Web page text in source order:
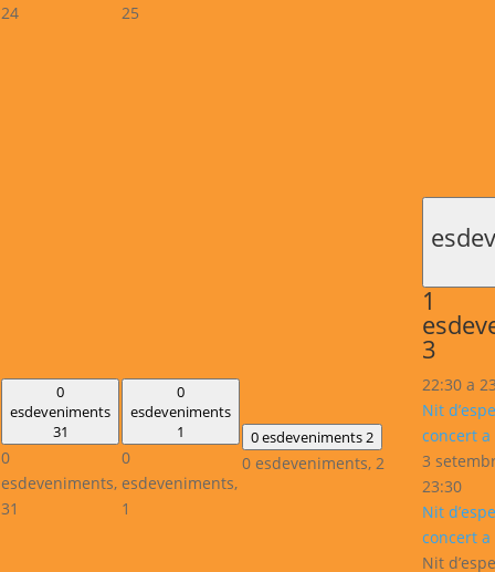
24
25
0
esdeveniments
31
0
esdeveniments,
31
0
esdeveniments
1
0
esdeveniments,
1
0 esdeveniments2
0 esdeveniments, 2
1
3
22:30 a
Nit
concert a
3
23:30
Nit
concert a
Nit